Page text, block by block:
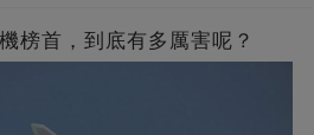
榜首，到底有多厲害呢？